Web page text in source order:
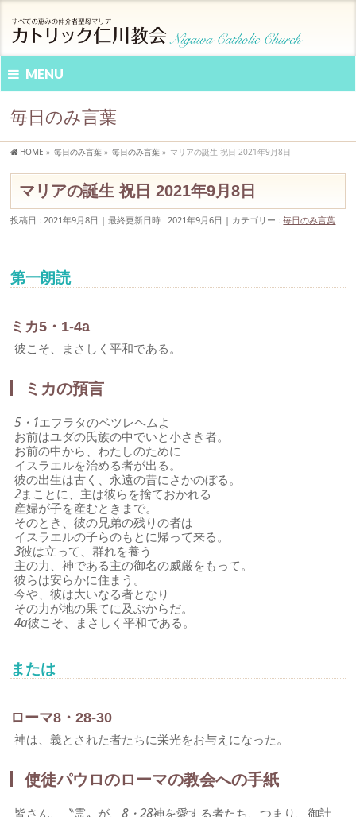
MENU
毎日のみ言葉
HOME » 毎日のみ言葉 » 毎日のみ言葉 » マリアの誕生 祝日 2021年9月8日
マリアの誕生 祝日 2021年9月8日
投稿日 : 2021年9月8日 最終更新日時 : 2021年9月6日 カテゴリー :毎日のみ言葉
第一朗読
ミカ5・1-4a
彼こそ、まさしく平和である。
ミカの預言
5・1エフラタのベツレヘムよ
お前はユダの氏族の中でいと小さき者。
お前の中から、わたしのために
イスラエルを治める者が出る。
彼の出生は古く、永遠の昔にさかのぼる。
2まことに、主は彼らを捨ておかれる
産婦が子を産むときまで。
そのとき、彼の兄弟の残りの者は
イスラエルの子らのもとに帰って来る。
3彼は立って、群れを養う
主の力、神である主の御名の威厳をもって。
彼らは安らかに住まう。
今や、彼は大いなる者となり
その力が地の果てに及ぶからだ。
4a彼こそ、まさしく平和である。
または
ローマ8・28-30
神は、義とされた者たちに栄光をお与えになった。
使徒パウロのローマの教会への手紙
皆さん、〝霊〟が、8・28神を愛する者たち、つまり、御計